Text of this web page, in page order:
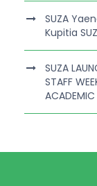
SUZA
Kupitia
SUZA
STAFF